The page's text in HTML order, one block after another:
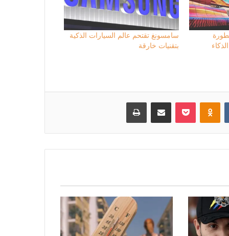
سامسونغ تقتحم عالم السيارات الذكية
بتقنيات خارقة
Odnoklassniki
بوكيت مشاركة عبر البريد طباعة